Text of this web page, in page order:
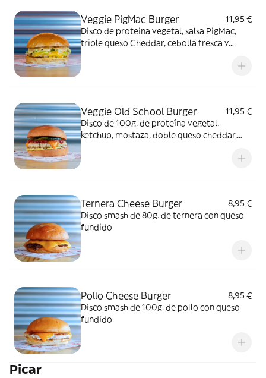
Veggie PigMac Burger
11,95 €
Disco de proteina vegetal, salsa PigMac,
triple queso Cheddar, cebolla fresca y
Veggie Old School Burger
11,95 €
Disco de 100g. de proteína vegetal,
ketchup, mostaza, doble queso cheddar,
Ternera Cheese Burger
8,95 €
Disco smash de 80g. de ternera con queso
fundido
Pollo Cheese Burger
8,95 €
Disco smash de 100g. de pollo con queso
fundido
Picar